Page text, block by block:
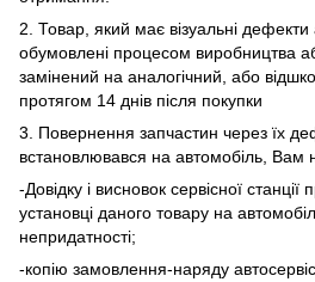
2. Товар, який має візуальні дефекти
обумовлені процесом виробництва
замінений на аналогічний, або
протягом 14 днів після покупки
3. Повернення запчастин через їх
встановлювався на автомобіль, Вам
-Довідку і висновок сервісної
установці даного товару на
непридатності;
-копію замовлення-наряду